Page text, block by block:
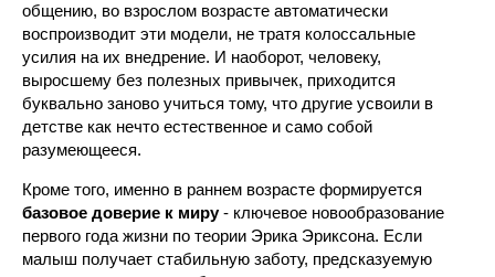
общению, во взрослом возрасте автоматически
воспроизводит эти модели, не тратя колоссальные
усилия на их внедрение. И наоборот, человеку,
выросшему без полезных привычек, приходится
буквально заново учиться тому, что другие усвоили в
детстве как нечто естественное и само собой
разумеющееся.
Кроме того, именно в раннем возрасте формируется
базовое доверие к миру- ключевое новообразование
первого года жизни по теории Эрика Эриксона. Если
малыш получает стабильную заботу, предсказуемую